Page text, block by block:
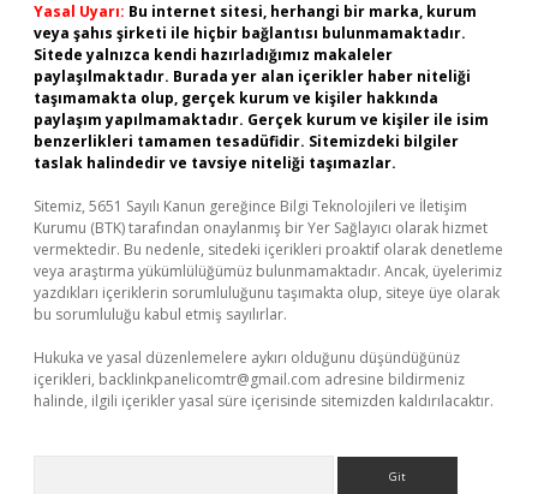
Yasal Uyarı: Bu internet sitesi, herhangi bir marka, kurum
veya şahıs şirketi ile hiçbir bağlantısı bulunmamaktadır.
Sitede yalnızca kendi hazırladığımız makaleler
paylaşılmaktadır. Burada yer alan içerikler haber niteliği
taşımamakta olup, gerçek kurum ve kişiler hakkında
paylaşım yapılmamaktadır. Gerçek kurum ve kişiler ile isim
benzerlikleri tamamen tesadüfidir. Sitemizdeki bilgiler
taslak halindedir ve tavsiye niteliği taşımazlar.
Sitemiz, 5651 Sayılı Kanun gereğince Bilgi Teknolojileri ve İletişim
Kurumu (BTK) tarafından onaylanmış bir Yer Sağlayıcı olarak hizmet
vermektedir. Bu nedenle, sitedeki içerikleri proaktif olarak denetleme
veya araştırma yükümlülüğümüz bulunmamaktadır. Ancak, üyelerimiz
yazdıkları içeriklerin sorumluluğunu taşımakta olup, siteye üye olarak
bu sorumluluğu kabul etmiş sayılırlar.
Hukuka ve yasal düzenlemelere aykırı olduğunu düşündüğünüz
içerikleri, backlinkpanelicomtr@gmail.com adresine bildirmeniz
halinde, ilgili içerikler yasal süre içerisinde sitemizden kaldırılacaktır.